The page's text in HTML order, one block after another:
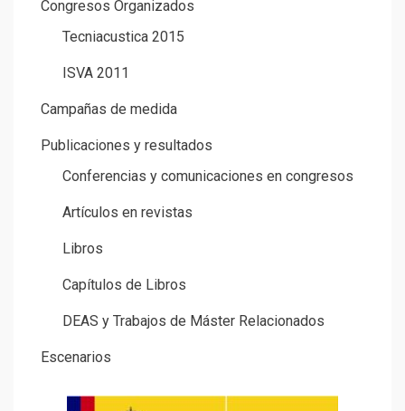
Congresos Organizados
Tecniacustica 2015
ISVA 2011
Campañas de medida
Publicaciones y resultados
Conferencias y comunicaciones en congresos
Artículos en revistas
Libros
Capítulos de Libros
DEAS y Trabajos de Máster Relacionados
Escenarios